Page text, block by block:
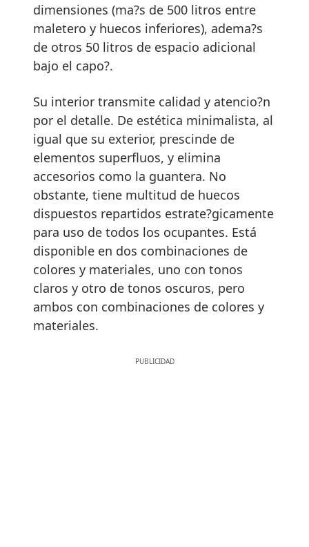
dimensiones (ma?s de 500 litros entre
maletero y huecos inferiores), adema?s
de otros 50 litros de espacio adicional
bajo el capo?.
Su interior transmite calidad y atencio?n
por el detalle. De estética minimalista, al
igual que su exterior, prescinde de
elementos superfluos, y elimina
accesorios como la guantera. No
obstante, tiene multitud de huecos
dispuestos repartidos estrate?gicamente
para uso de todos los ocupantes. Está
disponible en dos combinaciones de
colores y materiales, uno con tonos
claros y otro de tonos oscuros, pero
ambos con combinaciones de colores y
materiales.